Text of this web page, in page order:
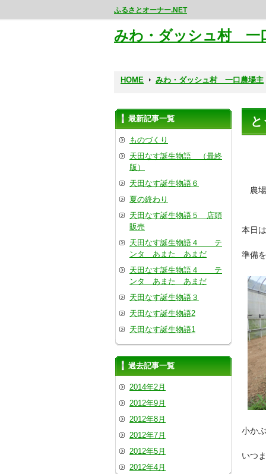
ふるさとオーナー.NET
みわ・ダッシュ村 一
HOME みわ・ダッシュ村 一口農場主
と
農
本日
準備
小か
いつ
最新記事一覧
ものづくり
天田なす誕生物語 （最終
版）
天田なす誕生物語６
夏の終わり
天田なす誕生物語５ 店頭
販売
天田なす誕生物語４ テ
ンタ あまた あまだ
天田なす誕生物語４ テ
ンタ あまた あまだ
天田なす誕生物語３
天田なす誕生物語2
天田なす誕生物語1
過去記事一覧
2014年2月
2012年9月
2012年8月
2012年7月
2012年5月
2012年4月